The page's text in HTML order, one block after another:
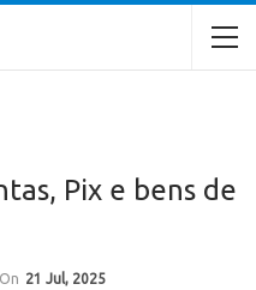
Pix e bens de
On 21 Jul, 2025